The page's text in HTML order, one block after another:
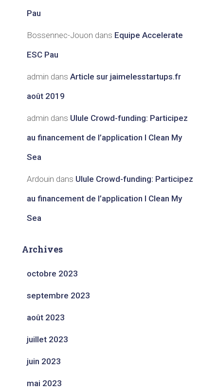
Pau
Bossennec-Jouon dans Equipe Accelerate
ESC Pau
admin dans Article sur jaimelesstartups.fr
août 2019
admin dans Ulule Crowd-funding: Participez
au financement de l’application I Clean My
Sea
Ardouin dans Ulule Crowd-funding: Participez
au financement de l’application I Clean My
Sea
Archives
octobre 2023
septembre 2023
août 2023
juillet 2023
juin 2023
mai 2023